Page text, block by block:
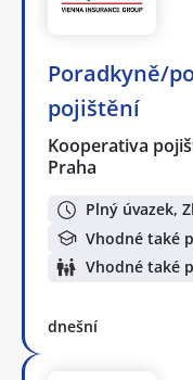
Poradkyně/
pojištění
Kooperativa
Praha
Plný úvazek,
Vhodné také
Vhodné také
dnešní